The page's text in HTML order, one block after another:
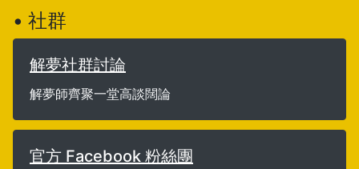
• 社群
解夢社群討論
解夢師齊聚一堂高談闊論
官方 Facebook 粉絲團